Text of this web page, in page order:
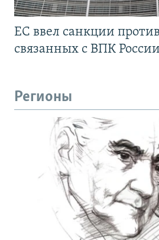
ЕС ввел санкции
связанных с ВПК России
Регионы